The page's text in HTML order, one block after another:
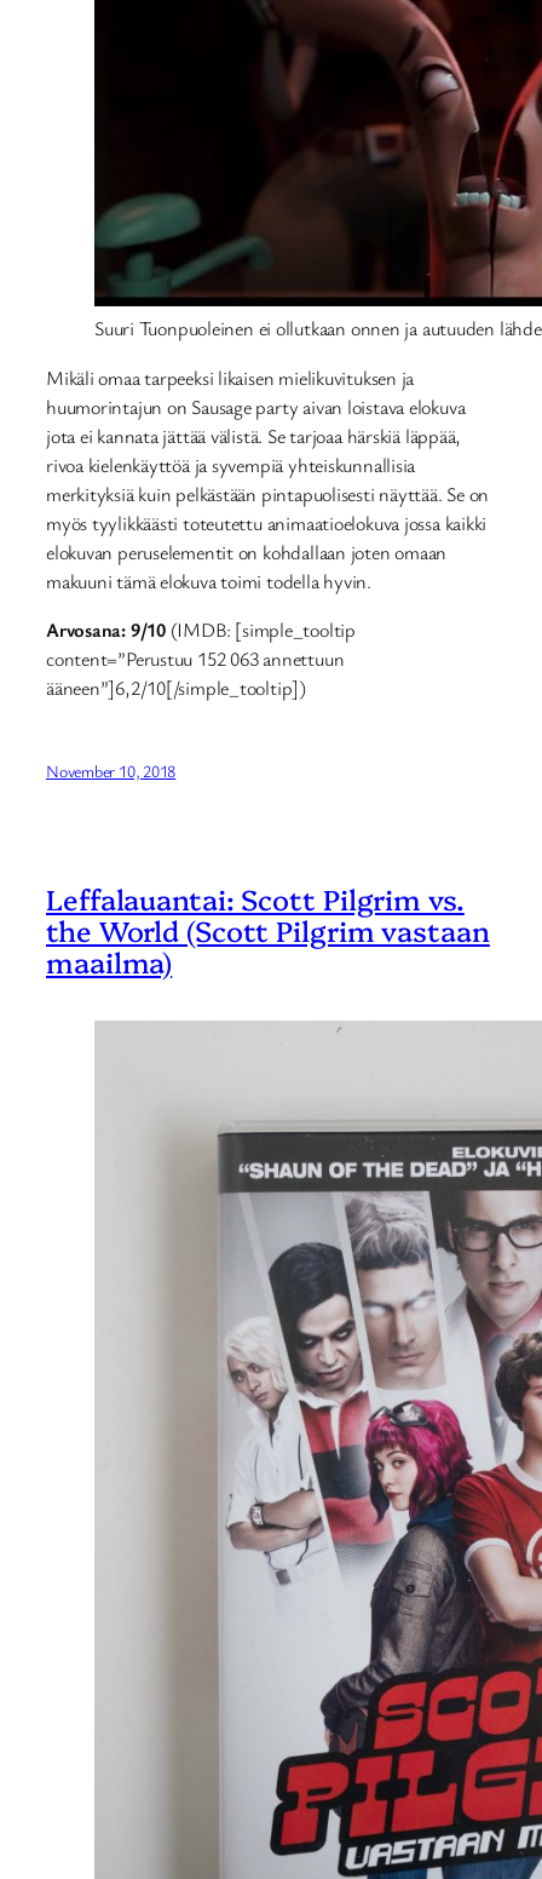
Suuri Tuonpuoleinen ei ollutkaan onnen ja autuuden lähde
Mikäli omaa tarpeeksi likaisen mielikuvituksen ja
huumorintajun on Sausage party aivan loistava elokuva
jota ei kannata jättää välistä. Se tarjoaa härskiä läppää,
rivoa kielenkäyttöä ja syvempiä yhteiskunnallisia
merkityksiä kuin pelkästään pintapuolisesti näyttää. Se on
myös tyylikkäästi toteutettu animaatioelokuva jossa kaikki
elokuvan peruselementit on kohdallaan joten omaan
makuuni tämä elokuva toimi todella hyvin.
Arvosana: 9/10(IMDB: [simple_tooltip
content=”Perustuu 152 063 annettuun
ääneen”]6,2/10[/simple_tooltip])
November 10, 2018
Leffalauantai: Scott Pilgrim vs.
the World (Scott Pilgrim vastaan
maailma)